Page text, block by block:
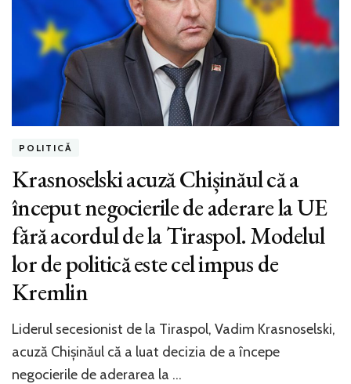
POLITICĂ
Krasnoselski acuză Chișinăul că a
început negocierile de aderare la UE
fără acordul de la Tiraspol. Modelul
lor de politică este cel impus de
Kremlin
Liderul secesionist de la Tiraspol, Vadim Krasnoselski,
acuză Chișinăul că a luat decizia de a începe
negocierile de aderarea la …